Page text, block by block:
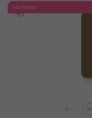
not found